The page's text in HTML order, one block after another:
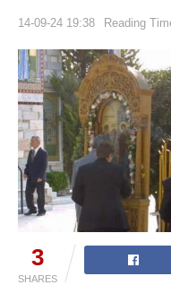
14-09-24 19:38 Reading
3
SHARES